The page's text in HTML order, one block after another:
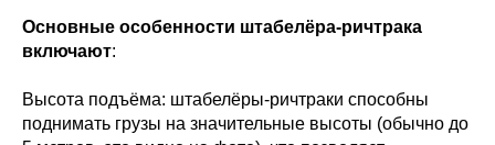
Основные особенности штабелёра-ричтрака
включают:
Высота подъёма: штабелёры-ричтраки способны
поднимать грузы на значительные высоты (обычно до